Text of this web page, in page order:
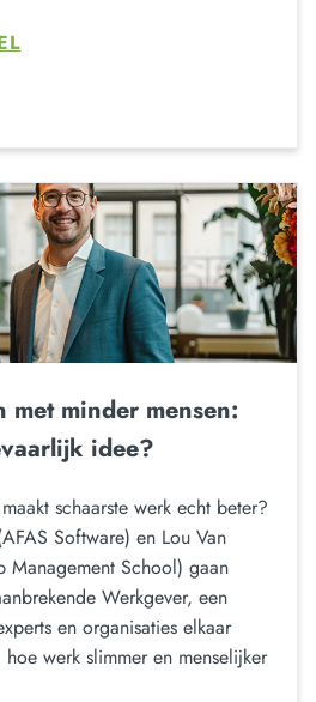
met minder mensen:
idee?
schaarste werk echt beter?
Software) en Lou Van
Management School) gaan
Werkgever, een
en organisaties elkaar
werk slimmer en menselijker